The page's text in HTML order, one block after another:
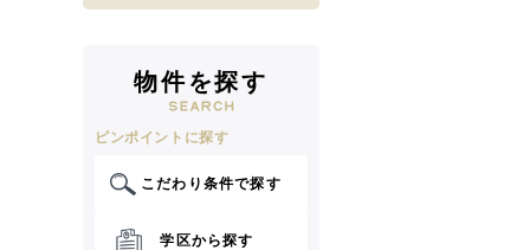
物件を探す
ピンポイントに探す
こだわり条件で探す
学区から探す